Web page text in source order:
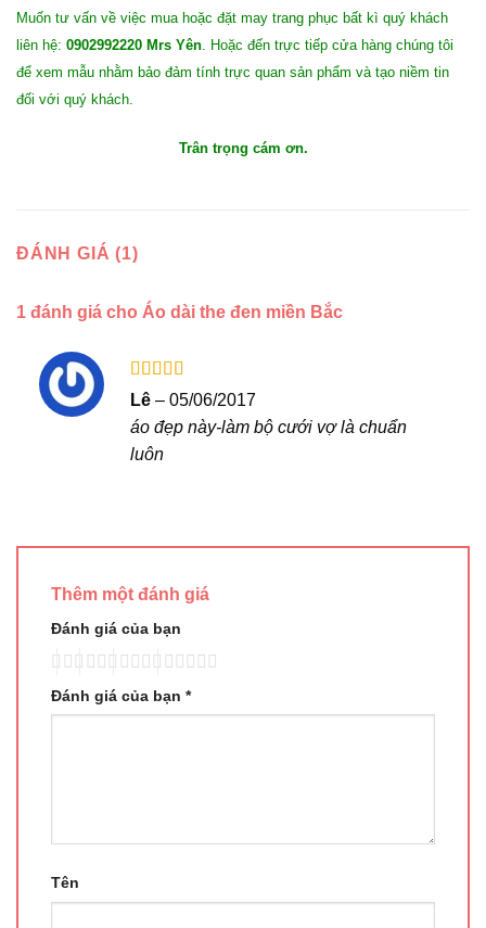
Muốn tư vấn về việc mua hoặc đặt may trang phục bất kì quý khách
liên hệ: 0902992220 Mrs Yên . Hoặc đến trực tiếp cửa hàng chúng tôi
để xem mẫu nhằm bảo đảm tính trực quan sản phẩm và tạo niềm tin
đối với quý khách.
Trân trọng cám ơn.
ĐÁNH GIÁ (1)
1 đánh giá cho Áo dài the đen miền Bắc
Được xếp
hạng
55 sao
Lê – 05/06/2017
áo đẹp này-làm bộ cưới vợ là chuẩn
luôn
Thêm một đánh giá
Đánh giá của bạn
Đánh giá của bạn *
Tên